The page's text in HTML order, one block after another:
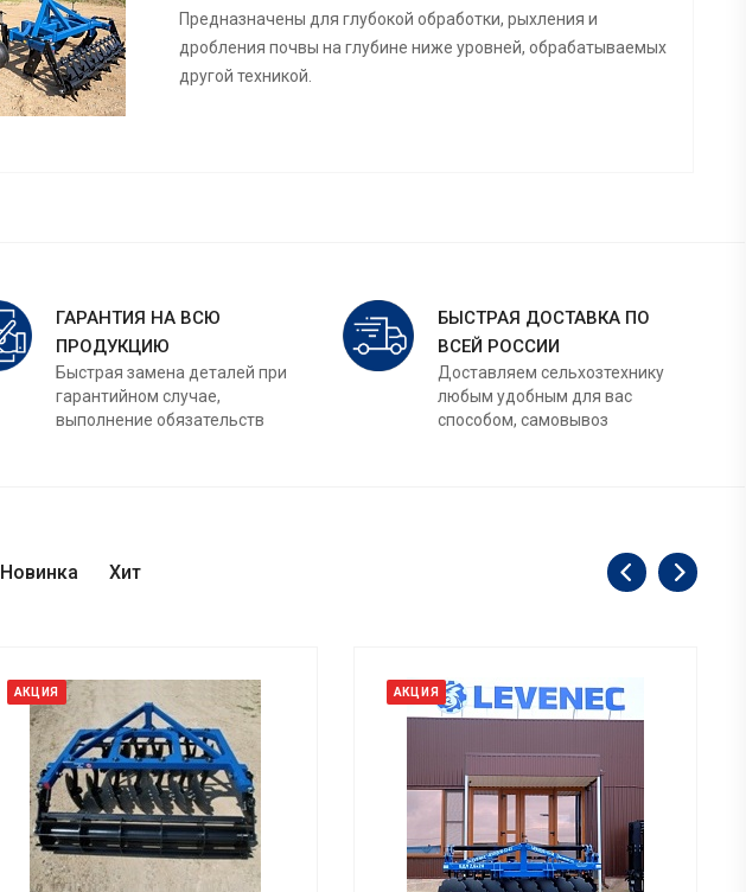
Предназначены для глубокой обработки, рыхления и
дробления почвы на глубине ниже уровней, обрабатываемых
другой техникой.
ГАРАНТИЯ НА ВСЮ
ПРОДУКЦИЮ
Быстрая замена деталей при
гарантийном случае,
выполнение обязательств
БЫСТРАЯ ДОСТАВКА ПО
ВСЕЙ РОССИИ
Доставляем сельхозтехнику
любым удобным для вас
способом, самовывоз
Новинка Хит
АКЦИЯ АКЦИЯ